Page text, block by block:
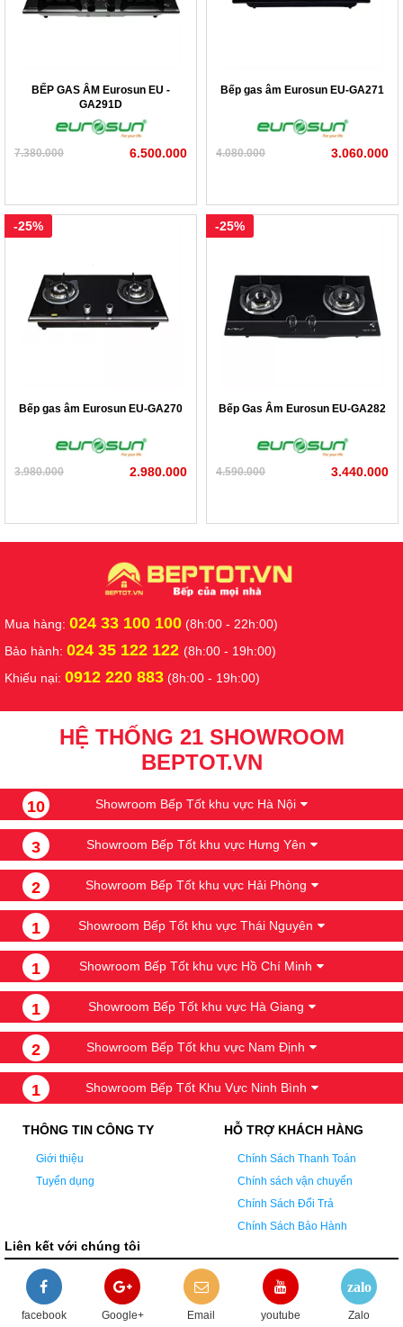
BẾP GAS ÂM Eurosun EU -
GA291D
7.380.000 6.500.000
Bếp gas âm Eurosun EU-GA271
4.080.000 3.060.000
Bếp gas âm Eurosun EU-GA270
3.980.000
-25%
2.980.000
Bếp Gas Âm Eurosun EU-GA282
4.590.000
-25%
3.440.000
Mua hàng: 024 33 100 100 (8h:00 - 22h:00)
Bảo hành: 024 35 122 122 (8h:00 - 19h:00)
Khiếu nại: 0912 220 883 (8h:00 - 19h:00)
HỆ THỐNG 21 SHOWROOM
BEPTOT.VN
10 Showroom Bếp Tốt khu vực Hà Nội
3 Showroom Bếp Tốt khu vực Hưng Yên
2 Showroom Bếp Tốt khu vực Hải Phòng
1 Showroom Bếp Tốt khu vực Thái Nguyên
1 Showroom Bếp Tốt khu vực Hồ Chí Minh
1 Showroom Bếp Tốt khu vực Hà Giang
2 Showroom Bếp Tốt khu vực Nam Định
1 Showroom Bếp Tốt Khu Vực Ninh Bình
THÔNG TIN CÔNG TY
Giới thiệu
Tuyển dụng
HỖ TRỢ KHÁCH HÀNG
Chính Sách Thanh Toán
Chính sách vận chuyển
Chính Sách Đổi Trả
Chính Sách Bảo Hành
Liên kết với chúng tôi
facebook Google+ Email youtube
zalo
Zalo